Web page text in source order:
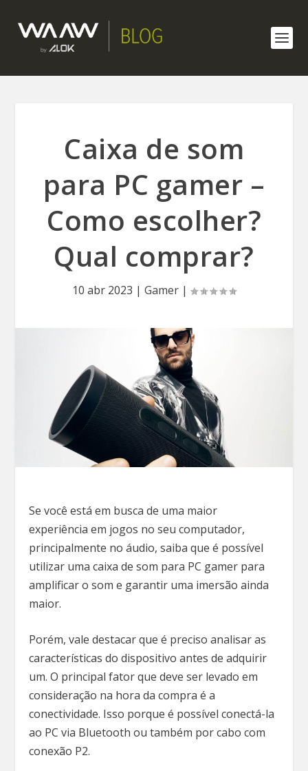
Caixa de som
para PC gamer –
Como escolher?
Qual comprar?
10 abr 2023 | Gamer |
Se você está em busca de uma maior
experiência em jogos no seu computador,
principalmente no áudio, saiba que é possível
utilizar uma caixa de som para PC gamer para
amplificar o som e garantir uma imersão ainda
maior.
Porém, vale destacar que é preciso analisar as
características do dispositivo antes de adquirir
um. O principal fator que deve ser levado em
consideração na hora da compra é a
conectividade. Isso porque é possível conectá-la
ao PC via Bluetooth ou também por cabo com
conexão P2.